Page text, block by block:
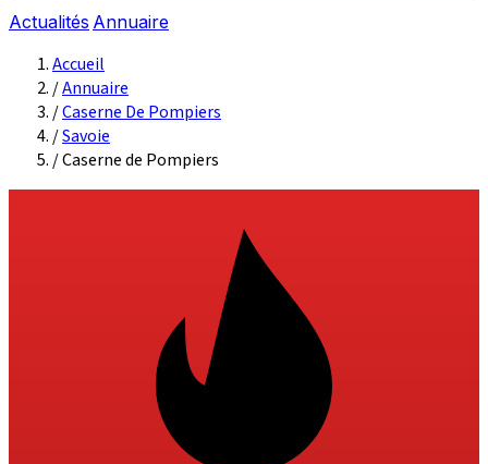
Actualités Annuaire
Accueil
/Annuaire
/Caserne De Pompiers
/Savoie
/Caserne de Pompiers